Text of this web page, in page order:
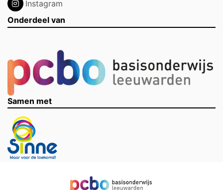
Instagram
Onderdeel van
Samen met